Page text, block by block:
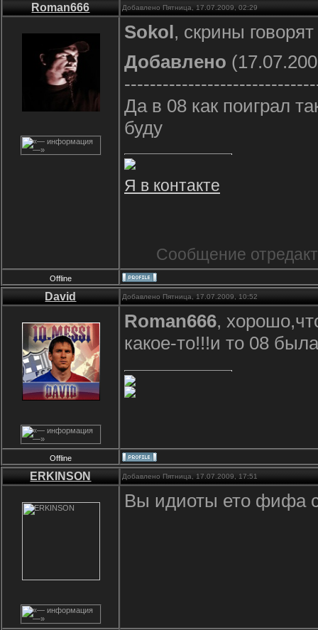
Roman666 Добавлено Пятница, 17.07.2009, 02:29
Sokol, скрины
Добавлено
Да в 08 как поиграл
буду
Я в контакте
Сообщение
Offline
David Добавлено Пятница, 17.07.2009, 10:52
Roman666,
какое-то!!!и то 08
Offline
ERKINSON Добавлено Пятница, 17.07.2009, 17:51
Вы идиоты ето фифа